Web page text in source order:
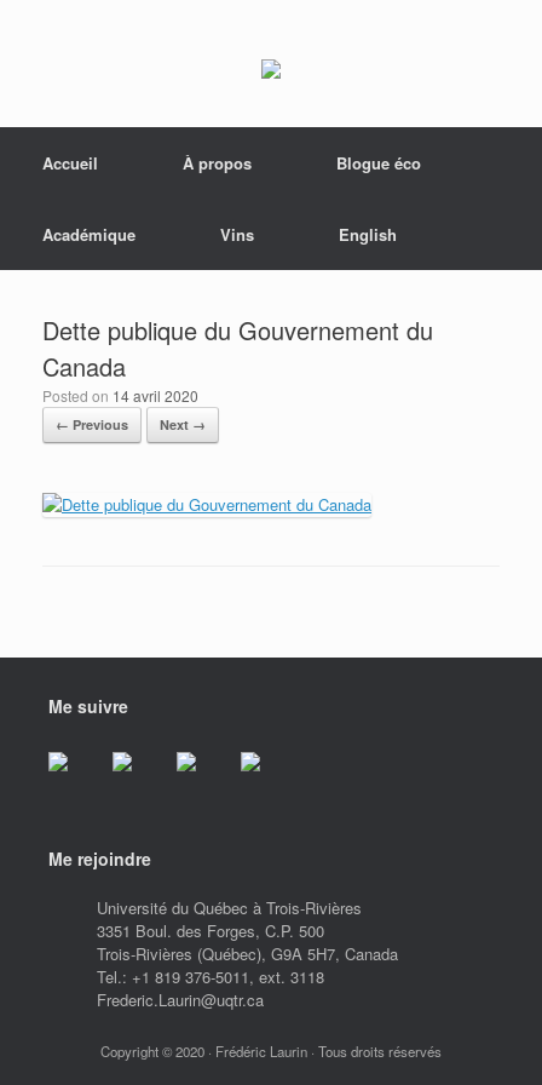
Accueil
À propos Blogue éco
Académique Vins English
Dette publique du Gouvernement du
Canada
Posted on 14 avril 2020
← Previous Next →
Me suivre
Me rejoindre
Université du Québec à Trois-Rivières
3351 Boul. des Forges, C.P. 500
Trois-Rivières (Québec), G9A 5H7, Canada
Tel.: +1 819 376-5011, ext. 3118
Frederic.Laurin@uqtr.ca
Copyright © 2020 · Frédéric Laurin · Tous droits réservés